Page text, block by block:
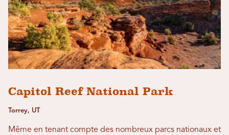
Capitol Reef National Park
Torrey, UT
Même en tenant compte des nombreux parcs nationaux et